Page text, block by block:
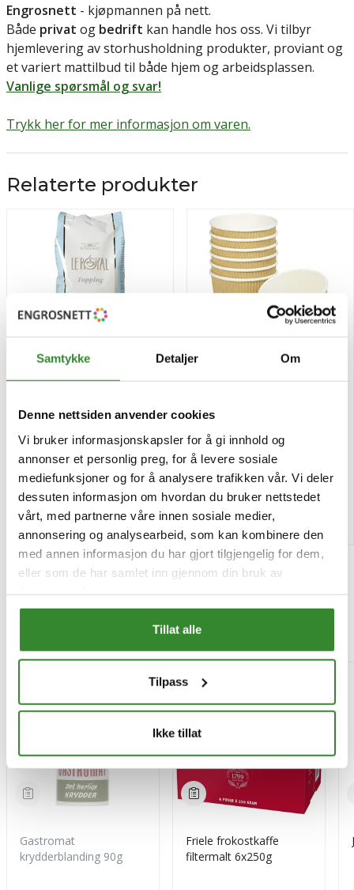
Samtykke Detaljer Om
Denne nettsiden anvender cookies
Vi bruker informasjonskapsler for å gi innhold og
annonser et personlig preg, for å levere sosiale
mediefunksjoner og for å analysere trafikken vår. Vi deler
dessuten informasjon om hvordan du bruker nettstedet
vårt, med partnerne våre innen sosiale medier,
annonsering og analysearbeid, som kan kombinere den
med annen informasjon du har gjort tilgjengelig for dem,
eller som de har samlet inn gjennom din bruk av
Tillat alle
Tilpass
Ikke tillat
Engrosnett - kjøpmannen på nett.
Både privat og bedrift kan handle hos oss. Vi tilbyr
hjemlevering av storhusholdning produkter, proviant og
et variert mattilbud til både hjem og arbeidsplassen.
Vanlige spørsmål og svar!
Trykk her for mer informasjon om varen.
Relaterte produkter
Pris
kr 98,82 /stk
Tilgjengelig
Kjøp
35cl 30stk
Pris
kr 112,04 /pk
Tilgjengelig
Kjøp
Gastromat
krydderblanding 90g
Friele frokostkaffe
filtermalt 6x250g